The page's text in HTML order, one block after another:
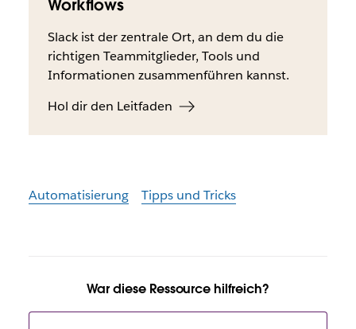
Workflows
Slack ist der zentrale Ort, an dem du die
richtigen Teammitglieder, Tools und
Informationen zusammenführen kannst.
Hol dir den Leitfaden
Automatisierung Tipps und Tricks
War diese Ressource hilfreich?